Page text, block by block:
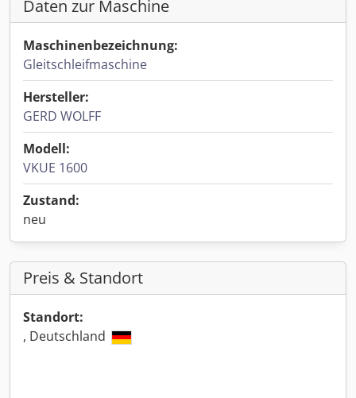
Daten zur Maschine
Maschinenbezeichnung:
Gleitschleifmaschine
Hersteller:
GERD WOLFF
Modell:
VKUE 1600
Zustand:
neu
Preis & Standort
Standort:
, Deutschland